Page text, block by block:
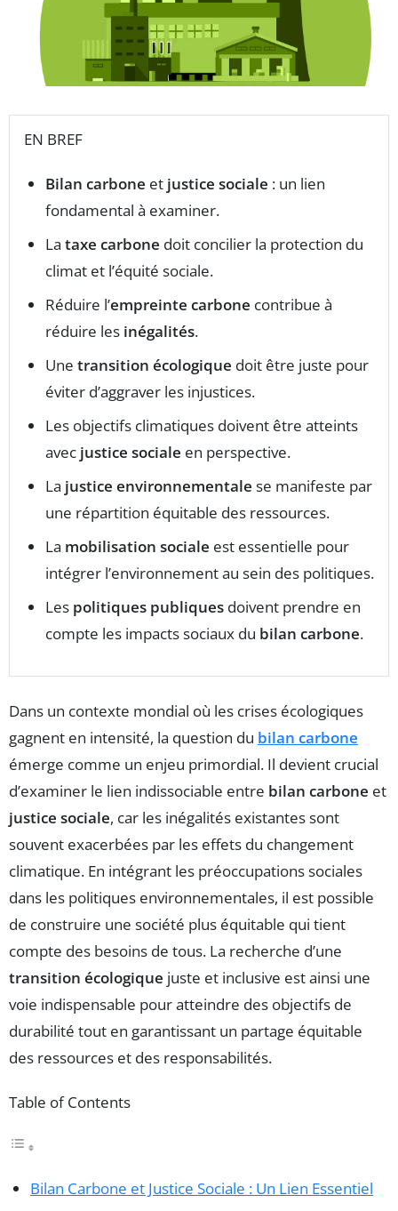
EN BREF
Bilan carbone et justice sociale : un lien
fondamental à examiner.
La taxe carbone doit concilier la protection du
climat et l’équité sociale.
Réduire l’empreinte carbone contribue à
réduire les inégalités.
Une transition écologique doit être juste pour
éviter d’aggraver les injustices.
Les objectifs climatiques doivent être atteints
avec justice sociale en perspective.
La justice environnementale se manifeste par
une répartition équitable des ressources.
La mobilisation sociale est essentielle pour
intégrer l’environnement au sein des politiques.
Les politiques publiques doivent prendre en
compte les impacts sociaux du bilan carbone.
Dans un contexte mondial où les crises écologiques
gagnent en intensité, la question du bilan carbone
émerge comme un enjeu primordial. Il devient crucial
d’examiner le lien indissociable entre bilan carbone et
justice sociale, car les inégalités existantes sont
souvent exacerbées par les effets du changement
climatique. En intégrant les préoccupations sociales
dans les politiques environnementales, il est possible
de construire une société plus équitable qui tient
compte des besoins de tous. La recherche d’une
transition écologique juste et inclusive est ainsi une
voie indispensable pour atteindre des objectifs de
durabilité tout en garantissant un partage équitable
des ressources et des responsabilités.
Table of Contents
Bilan Carbone et Justice Sociale : Un Lien Essentiel